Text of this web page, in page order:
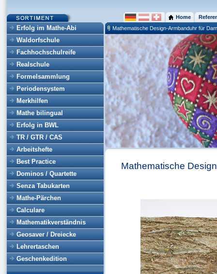
Erfolg im Mathe-Abi
Waldorfschule
Fachhochschulreife
Realschule
Formelsammlung
Periodensystem
Merkhilfen
Mathe bilingual
Erfolg in BWL
TR / GTR / CAS
Arbeitshefte
Best Practice
Dominos / Quartette
Senza Tabukarten
Mathe-Pärchen
Calculare
Mathematikverständnis
Geosaver / Dreiecke
Lehrertaschen
Geschenkedition
Home
Mathematische Design-Armbanduhr für
Mathematische